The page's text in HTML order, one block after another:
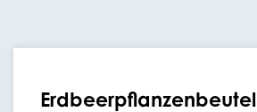
Erdbeerpflanzenbeutel